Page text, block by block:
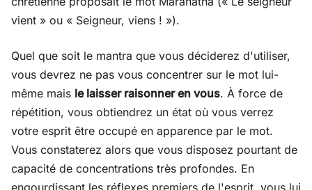
vient » ou « Seigneur, viens ! »).
Quel que soit le mantra que vous déciderez d'utiliser,
vous devrez ne pas vous concentrer sur le mot lui-
même mais le laisser raisonner en vous. À force de
répétition, vous obtiendrez un état où vous verrez
votre esprit être occupé en apparence par le mot.
Vous constaterez alors que vous disposez pourtant de
capacité de concentrations très profondes. En
engourdissant les réflexes premiers de l'esprit, vous lui